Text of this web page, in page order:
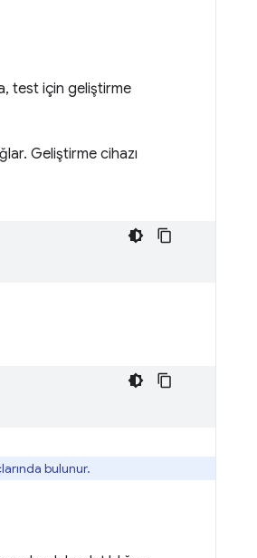
test için geliştirme
Geliştirme cihazı
bulunur.